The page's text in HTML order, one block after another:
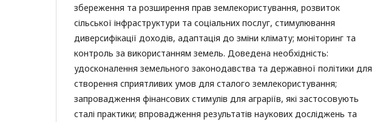
збереження та розширення прав землекористування, розвиток
сільської інфраструктури та соціальних послуг, стимулювання
диверсифікації доходів, адаптація до зміни клімату; моніторинг та
контроль за використанням земель. Доведена необхідність:
удосконалення земельного законодавства та державної політики для
створення сприятливих умов для сталого землекористування;
запровадження фінансових стимулів для аграріїв, які застосовують
сталі практики; впровадження результатів наукових досліджень та